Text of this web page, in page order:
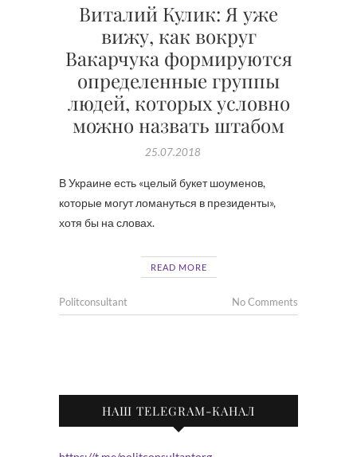
Виталий Кулик: Я уже
вижу, как вокруг
Вакарчука формируются
определенные группы
людей, которых условно
можно назвать штабом
25.07.2018
В Украине есть «целый букет шоуменов,
которые могут ломануться в президенты»,
хотя бы на словах.
READ MORE
Politconsultant No Comments
НАШ TELEGRAM-КАНАЛ